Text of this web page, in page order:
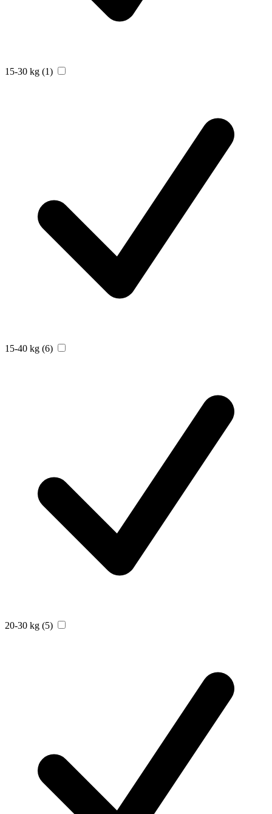
15-30 kg (1)
15-40 kg (6)
20-30 kg (5)